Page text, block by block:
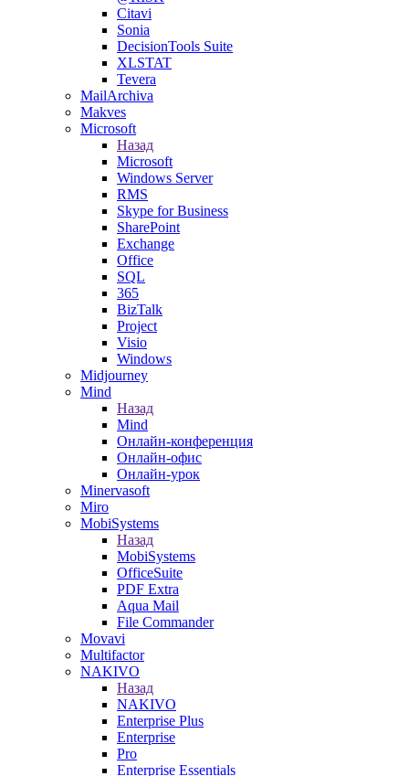
Citavi
Sonia
DecisionTools Suite
XLSTAT
Tevera
MailArchiva
Makves
Microsoft
Назад
Microsoft
Windows Server
RMS
Skype for Business
SharePoint
Exchange
Office
SQL
365
BizTalk
Project
Visio
Windows
Midjourney
Mind
Назад
Mind
Онлайн-конференция
Онлайн-офис
Онлайн-урок
Minervasoft
Miro
MobiSystems
Назад
MobiSystems
OfficeSuite
PDF Extra
Aqua Mail
File Commander
Movavi
Multifactor
NAKIVO
Назад
NAKIVO
Enterprise Plus
Enterprise
Pro
Enterprise Essentials